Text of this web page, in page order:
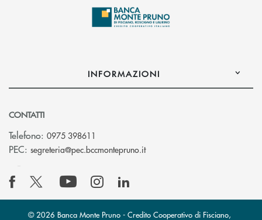
INFORMAZIONI
CONTATTI
Telefono: 0975 398611
PEC: segreteria@pec.bccmontepruno.it(si apre l’app di posta
© 2026 Banca Monte Pruno - Credito Cooperativo di Fisciano,